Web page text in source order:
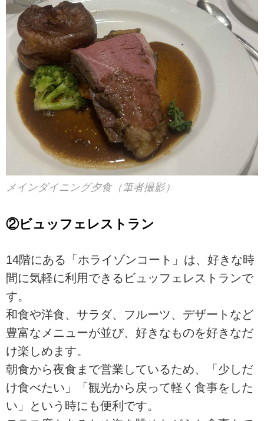
メインダイニング夕食（筆者撮影）
②ビュッフェレストラン
14階にある「ホライゾンコート」は、好きな時
間に気軽に利用できるビュッフェレストランで
す。
和食や洋食、サラダ、フルーツ、デザートなど
豊富なメニューが並び、好きなものを好きなだ
け楽しめます。
朝食から夜食まで営業しているため、「少しだ
け食べたい」「観光から戻って軽く食事をした
い」という時にも便利です。